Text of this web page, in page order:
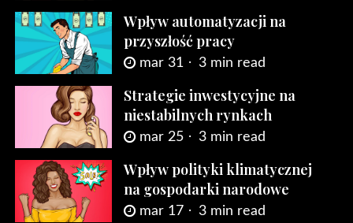
Wpływ automatyzacji na
przyszłość pracy
mar 31 3 min read
Strategie inwestycyjne na
niestabilnych rynkach
mar 25 3 min read
Wpływ polityki klimatycznej
na gospodarki narodowe
mar 17 3 min read